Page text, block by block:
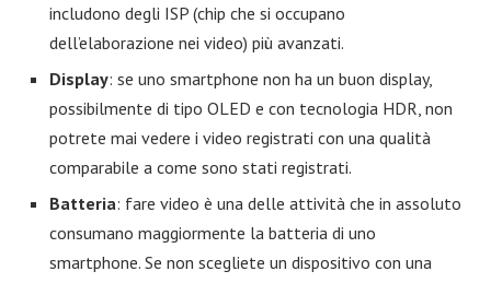
includono degli ISP (chip che si occupano
dell’elaborazione nei video) più avanzati.
Display: se uno smartphone non ha un buon display,
possibilmente di tipo OLED e con tecnologia HDR, non
potrete mai vedere i video registrati con una qualità
comparabile a come sono stati registrati.
Batteria: fare video è una delle attività che in assoluto
consumano maggiormente la batteria di uno
smartphone. Se non scegliete un dispositivo con una